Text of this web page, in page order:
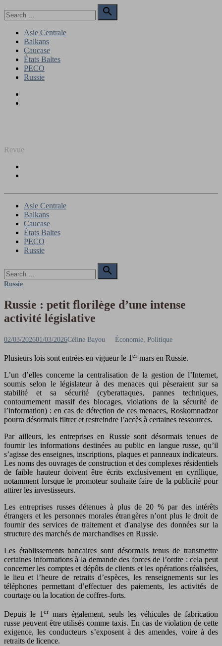
to
for:

Search
Asie Centrale
Balkans
Caucase
États Baltes
PECO
Russie
Revue
Asie Centrale
Balkans
Caucase
États Baltes
PECO
Russie
for:

Search
Russie
Russie : petit florilège d’une intense
activité législative
Posted
02/03/202601/03/2026Author
Céline Bayou Économie, Politique
Plusieurs lois sont entrées en vigueur le 1 ermars en Russie.
L’un d’elles concerne la centralisation de la gestion de l’Internet,
soumis selon le législateur à des menaces qui pèseraient sur sa
stabilité et sa sécurité (cyberattaques, pannes techniques,
contournement massif des blocages, violations de la sécurité de
l’information) : en cas de détection de ces menaces, Roskomnadzor
pourra désormais filtrer et restreindre l’accès à certaines ressources.
Par ailleurs, les entreprises en Russie sont désormais tenues de
fournir les informations destinées au public en langue russe, qu’il
s’agisse des enseignes, inscriptions, plaques et panneaux indicateurs.
Les noms des ouvrages de construction et des complexes résidentiels
de faible hauteur doivent être écrits exclusivement en cyrillique,
notamment lorsque le promoteur souhaite faire de la publicité pour
attirer les investisseurs.
Les entreprises russes détenues à plus de 20 % par des intérêts
étrangers et les personnes morales étrangères n’ont plus le droit de
fournir des services de traitement et d'analyse des données sur la
structure des marchés de marchandises en Russie.
Les établissements bancaires sont désormais tenus de transmettre
certaines informations à la demande des forces de l’ordre : cela peut
concerner les comptes et dépôts de clients et les opérations réalisées,
le lieu et l’heure de retraits d’espèces, les renseignements sur les
téléphones permettant d’effectuer des paiements, les activités de
courtage ou la location de coffres-forts.
Depuis le 1ermars également, seuls les véhicules de fabrication
russe peuvent être utilisés comme taxis. En cas de violation de cette
exigence, les conducteurs s’exposent à des amendes, voire à des
retraits de licence.